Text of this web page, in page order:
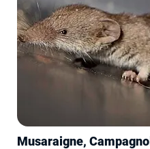
Musaraigne, Campagnol